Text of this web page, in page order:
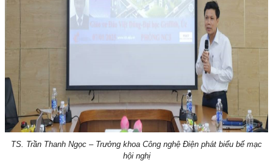
TS. Trần Thanh Ngọc – Trưởng khoa Công nghệ Điện phát biểu bế mạc
hội nghị